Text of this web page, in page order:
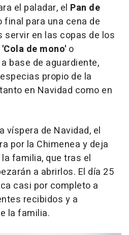
el paladar, el Pan de
final para una cena de
servir en las copas de los
'Cola de mono' o
base de aguardiente,
propio de la
en Navidad como en
víspera de Navidad, el
por la Chimenea y deja
familia, que tras el
a abrirlos. El día 25
casi por completo a
recibidos y a
la familia.